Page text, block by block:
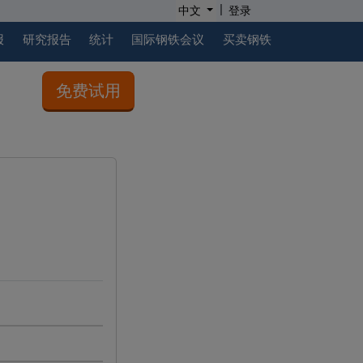
中文 | 登录
研究报告 统计 国际钢铁会议 买卖钢铁
免费试用